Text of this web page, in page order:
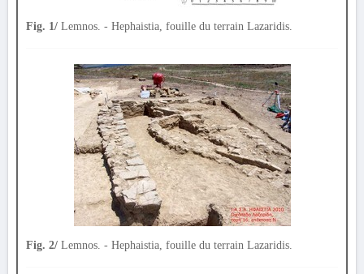
Fig. 1/ Lemnos. - Hephaistia, fouille du terrain Lazaridis.
Fig. 2/ Lemnos. - Hephaistia, fouille du terrain Lazaridis.